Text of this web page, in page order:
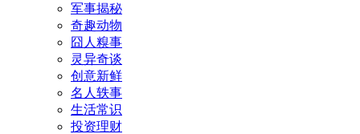
军事揭秘
奇趣动物
囧人糗事
灵异奇谈
创意新鲜
名人轶事
生活常识
投资理财